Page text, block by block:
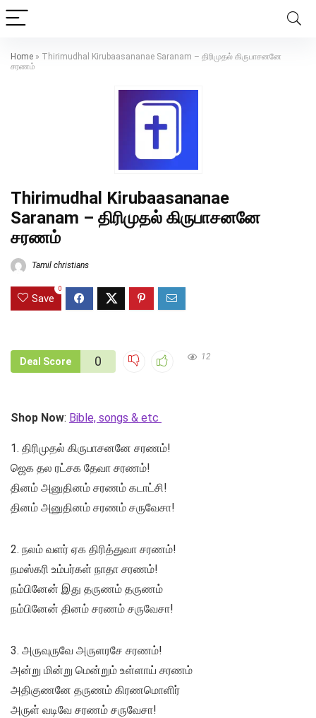
Home » Thirimudhal Kirubaasananae Saranam – திரிமுதல் கிருபாசனனே
சரணம்
Thirimudhal Kirubaasananae
Saranam – திரிமுதல் கிருபாசனனே
சரணம்
Tamil christians
Save
0
Deal Score 0 12
Shop Now: Bible, songs & etc
1. திரிமுதல் கிருபாசனனே சரணம்!
ஜெக தல ரட்சக தேவா சரணம்!
தினம் அனுதினம் சரணம் கடாட்சி!
தினம் அனுதினம் சரணம் சருவேசா!
2. நலம் வளர் ஏக திரித்துவா சரணம்!
நமஸ்கரி உம்பர்கள் நாதா சரணம்!
நம்பினேன் இது தருணம் தருணம்
நம்பினேன் தினம் சரணம் சருவேசா!
3. அருவுருவே அருளரசே சரணம்!
அன்று மின்று மென்றும் உள்ளாய் சரணம்
அதிகுணனே தருணம் கிரணமொளிர்
அருள் வடிவே சரணம் சருவேசா!